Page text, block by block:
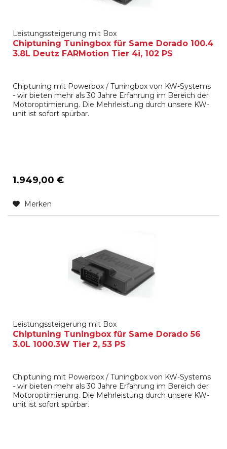
Leistungssteigerung mit Box
Chiptuning Tuningbox für Same Dorado 100.4
3.8L Deutz FARMotion Tier 4i, 102 PS
Chiptuning mit Powerbox / Tuningbox von KW-Systems
- wir bieten mehr als 30 Jahre Erfahrung im Bereich der
Motoroptimierung. Die Mehrleistung durch unsere KW-
unit ist sofort spürbar.
1.949,00 €
Merken
Leistungssteigerung mit Box
Chiptuning Tuningbox für Same Dorado 56
3.0L 1000.3W Tier 2, 53 PS
Chiptuning mit Powerbox / Tuningbox von KW-Systems
- wir bieten mehr als 30 Jahre Erfahrung im Bereich der
Motoroptimierung. Die Mehrleistung durch unsere KW-
unit ist sofort spürbar.